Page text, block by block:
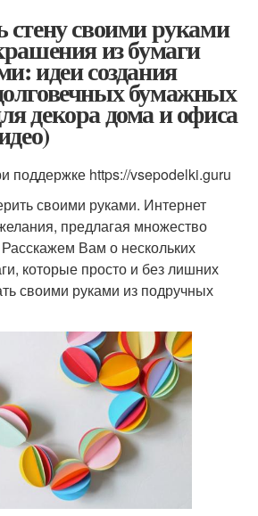
стену своими руками
из бумаги
идеи создания
бумажных
декора дома и офиса
поддержке https://vsepodelki.guru
своими руками. Интернет
предлагая множество
Вам о нескольких
которые просто и без лишних
своими руками из подручных